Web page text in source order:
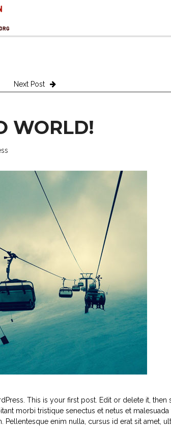
Next Post
WORLD!
This is your first post. Edit or delete it, then
morbi tristique senectus et netus et
Pellentesque enim nulla, cursus id erat sit amet,